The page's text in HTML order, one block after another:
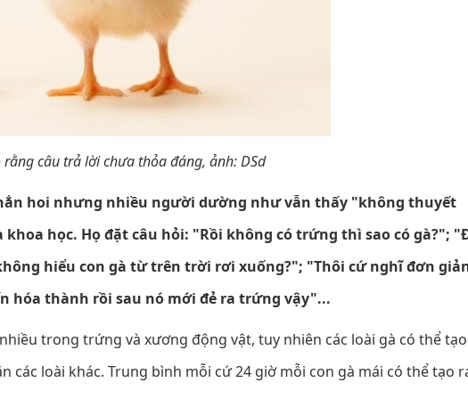
câu trả lời chưa thỏa đáng, ảnh: DSd
hoi nhưng nhiều người dường như vẫn thấy "không thuyết
học. Họ đặt câu hỏi: "Rồi không có trứng thì sao có gà?";
hiểu con gà từ trên trời rơi xuống?"; "Thôi cứ nghĩ đơn
hóa thành rồi sau nó mới đẻ ra trứng vậy"...
trong trứng và xương động vật, tuy nhiên các loài gà có thể tạo
các loài khác. Trung bình mỗi cứ 24 giờ mỗi con gà mái có thể tạo